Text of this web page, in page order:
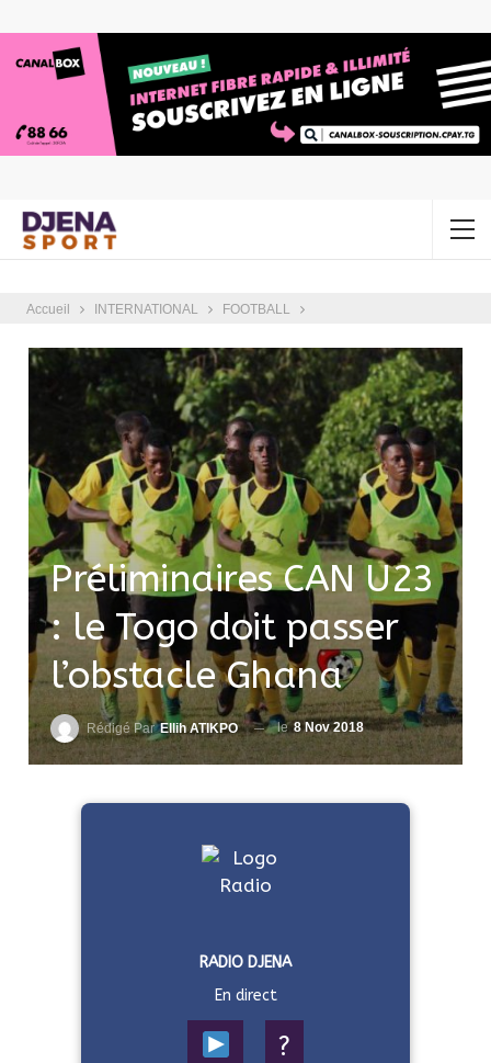
Accueil INTERNATIONAL FOOTBALL
Préliminaires CAN U23
: le Togo doit passer
l’obstacle Ghana
Rédigé ParEllih ATIKPO le8 Nov 2018
RADIO DJENA
En direct
?